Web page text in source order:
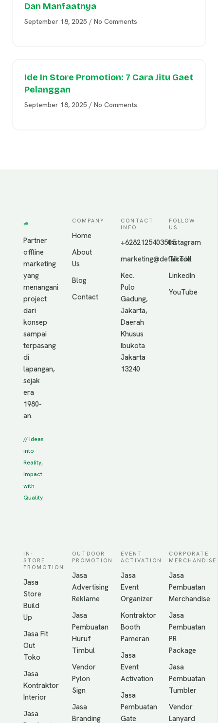
Dan Manfaatnya
September 18, 2025 No Comments
Ide In Store Promotion: 7 Cara Jitu Gaet
Pelanggan
September 18, 2025 No Comments
Partner
offline
marketing
yang
menangani
project
dari
konsep
sampai
terpasang
di
lapangan,
sejak
era
1980-
an.
// Ideas
into
Reality,
Impact
with
Quality
COMPANY
Home
About
Us
Blog
Contact
CONTACT
INFO
+6282125403505
marketing@deta.co.id
Kec.
Pulo
Gadung,
Jakarta,
Daerah
Khusus
Ibukota
Jakarta
13240
FOLLOW
US
Instagram
TikTok
LinkedIn
YouTube
IN-
STORE
PROMOTION
Jasa
Store
Build
Up
Jasa Fit
Out
Toko
Jasa
Kontraktor
Interior
Jasa
OUTDOOR
PROMOTION
Jasa
Advertising
Reklame
Jasa
Pembuatan
Huruf
Timbul
Vendor
Pylon
Sign
Jasa
Branding
EVENT
ACTIVATION
Jasa
Event
Organizer
Kontraktor
Booth
Pameran
Jasa
Event
Activation
Jasa
Pembuatan
Gate
CORPORATE
MERCHANDISE
Jasa
Pembuatan
Merchandise
Jasa
Pembuatan
PR
Package
Jasa
Pembuatan
Tumbler
Vendor
Lanyard